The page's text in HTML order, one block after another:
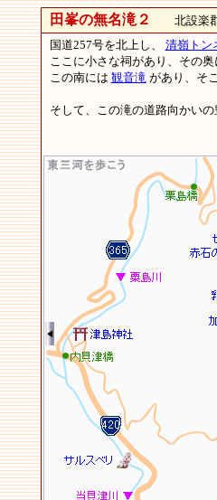
田峯の無名滝２
北設楽郡
国道257号を北上し、 清嶺トン
ここに小さな祠があり、その
この南には 観音滝があり、そ
そして、この滝の道路向かいの